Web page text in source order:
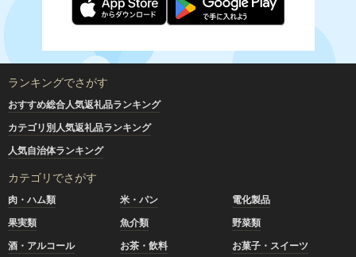
ランキングでさがす
おすすめ総合人気返礼品ランキング
カテゴリ別人気返礼品ランキング
人気自治体ランキング
カテゴリでさがす
肉・ハム類 米・パン
電化製品
果実類
魚介類
野菜類
酒・アルコール
お茶・飲料
お菓子・スイーツ